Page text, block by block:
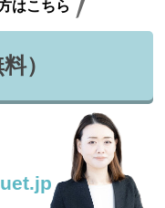
はこちら
）